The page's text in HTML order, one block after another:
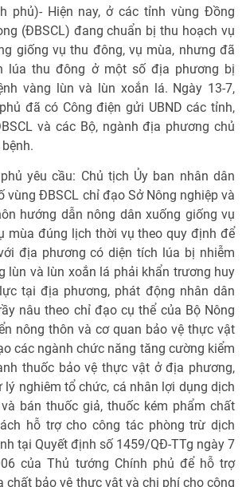
phủ)- Hiện nay, ở các tỉnh vùng Đồng
(ĐBSCL) đang chuẩn bị thu hoạch vụ
giống vụ thu đông, vụ mùa, nhưng đã
lúa thu đông ở một số địa phương bị
vàng lùn và lùn xoắn lá. Ngày 13-7,
đã có Công điện gửi UBND các tỉnh,
và các Bộ, ngành địa phương chủ
yêu cầu: Chủ tịch Ủy ban nhân dân
vùng ĐBSCL chỉ đạo Sở Nông nghiệp và
hướng dẫn nông dân xuống giống vụ
mùa đúng lịch thời vụ theo quy định để
địa phương có diện tích lúa bị nhiễm
lùn và lùn xoắn lá phải khẩn trương huy
tại địa phương, phát động nhân dân
nâu theo chỉ đạo cụ thể của Bộ Nông
nông thôn và cơ quan bảo vệ thực vật
các ngành chức năng tăng cường kiểm
thuốc bảo vệ thực vật ở địa phương,
lý nghiêm tổ chức, cá nhân lợi dụng dịch
bán thuốc giả, thuốc kém phẩm chất
hỗ trợ cho công tác phòng trừ dịch
tại Quyết định số 1459/QĐ-TTg ngày 7
của Thủ tướng Chính phủ để hỗ trợ
chất bảo vệ thực vật và chi phí cho công